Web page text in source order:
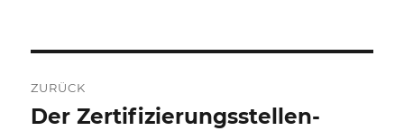
Navigation
ZURÜCK
Vorheriger
Der Zertifizierungsstellen-